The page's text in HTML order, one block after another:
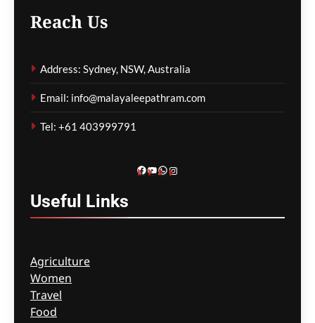
മണലും എക്കലും
നീക്കംചെയ്യാൻ തീരുമാനം
ago
Reach Us
Address: Sydney, NSW, Australia
Email: info@malayaleepathram.com
Tel: +61 403999791
Facebook
YouTube
WhatsApp
Instagram
Useful Links
Agriculture
Women
Travel
Food